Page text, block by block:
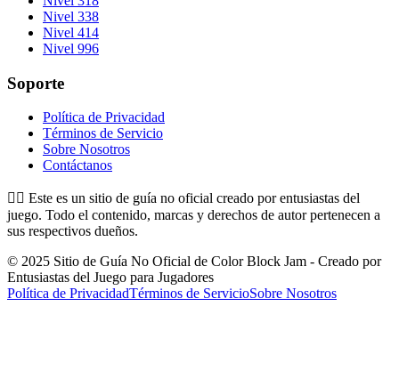
Nivel 338
Nivel 414
Nivel 996
Soporte
Política de Privacidad
Términos de Servicio
Sobre Nosotros
Contáctanos
👉🏻 Este es un sitio de guía no oficial creado por entusiastas del
juego. Todo el contenido, marcas y derechos de autor pertenecen a
sus respectivos dueños.
© 2025 Sitio de Guía No Oficial de Color Block Jam - Creado por
Entusiastas del Juego para Jugadores
Política de PrivacidadTérminos de ServicioSobre Nosotros